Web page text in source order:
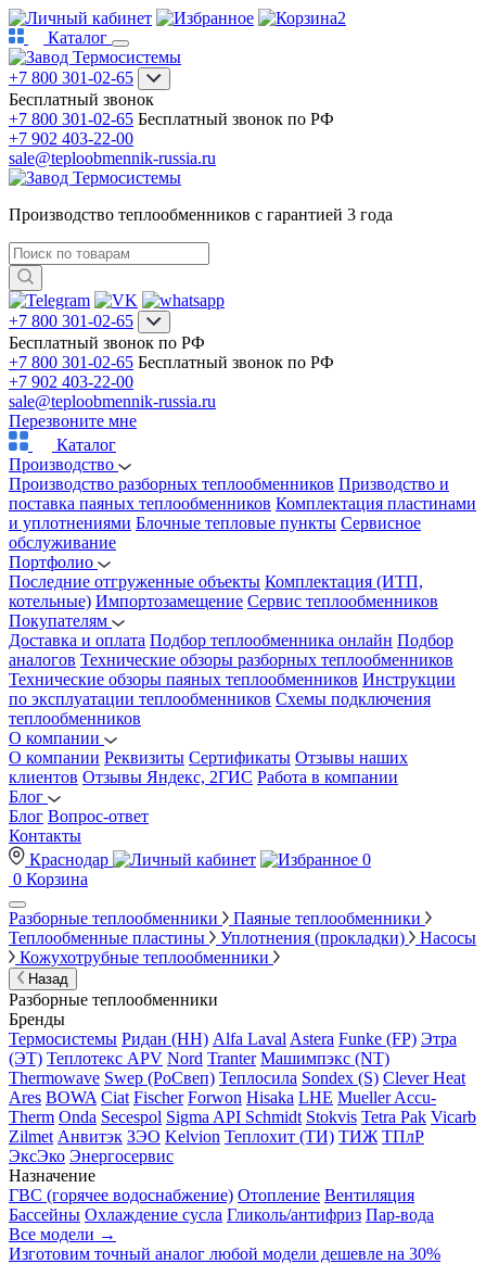
2
Каталог
+7 800 301-02-65
Бесплатный звонок
+7 800 301-02-65 Бесплатный звонок по РФ
+7 902 403-22-00
sale@teploobmennik-russia.ru
Производство теплообменников с гарантией 3 года
+7 800 301-02-65
Бесплатный звонок по РФ
+7 800 301-02-65 Бесплатный звонок по РФ
+7 902 403-22-00
sale@teploobmennik-russia.ru
Перезвоните мне
Каталог
Производство
Производство разборных теплообменников Призводство и
поставка паяных теплообменников Комплектация пластинами
и уплотнениями Блочные тепловые пункты Сервисное
обслуживание
Портфолио
Последние отгруженные объекты Комплектация (ИТП,
котельные) Импортозамещение Сервис теплообменников
Покупателям
Доставка и оплата Подбор теплообменника онлайн Подбор
аналогов Технические обзоры разборных теплообменников
Технические обзоры паяных теплообменников Инструкции
по эксплуатации теплообменников Схемы подключения
теплообменников
О компании
О компании Реквизиты Сертификаты Отзывы наших
клиентов Отзывы Яндекс, 2ГИС Работа в компании
Блог
Блог Вопрос-ответ
Контакты
Краснодар
0
0 Корзина
Разборные теплообменники
Паяные теплообменники
Теплообменные пластины
Уплотнения (прокладки)
Насосы
Кожухотрубные теплообменники
Назад
Разборные теплообменники
Бренды
Термосистемы Ридан (НН) Alfa Laval Astera Funke (FP) Этра
(ЭТ) Теплотекс APV Nord Tranter Машимпэкс (NT)
Thermowave Swep (РоСвеп) Теплосила Sondex (S) Clever Heat
Ares BOWA Ciat Fischer Forwon Hisaka LHE Mueller Accu-
Therm Onda Secespol Sigma API Schmidt Stokvis Tetra Pak Vicarb
Zilmet Анвитэк ЗЭО Kelvion Теплохит (ТИ) ТИЖ ТПлР
ЭксЭко Энергосервис
Назначение
ГВС (горячее водоснабжение) Отопление Вентиляция
Бассейны Охлаждение сусла Гликоль/антифриз Пар-вода
Все модели →
Изготовим точный аналог любой модели дешевле на 30%